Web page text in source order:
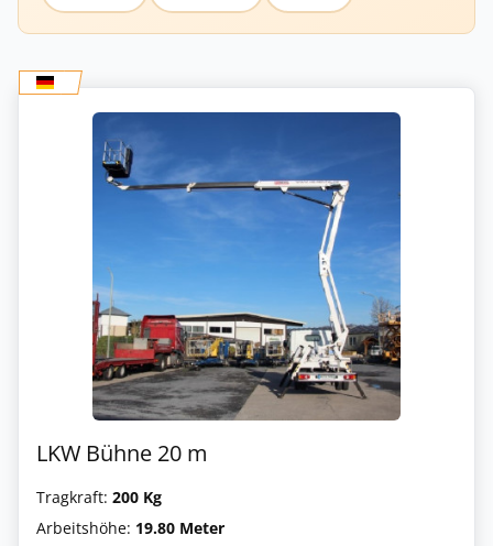
LKW Bühne 20 m
Tragkraft: 200 Kg
Arbeitshöhe: 19.80 Meter